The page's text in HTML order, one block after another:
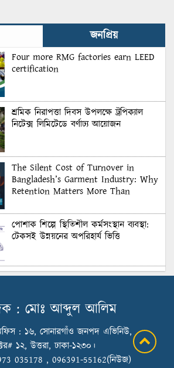
জনপ্রিয়
Four more RMG factories earn LEED
certification
শ্রমিক নিরাপত্তা দিবস উপলক্ষে ট্রপিক্যাল
নিটেক্স লিমিটেডে বর্ণাঢ্য আয়োজন
The Silent Cost of Turnover in
Bangladesh’s Garment Industry: Why
Retention Matters More Than
পোশাক শিল্পে স্থিতিশীল কর্মসংস্থান ব্যবস্থা:
টেকসই উন্নয়নের অপরিহার্য ভিত্তি
শুল্কের দেয়াল ভাঙার সুযোগ: মার্কিন বাজারে
Honoring Excellence: Texstream
Fashion Ltd. Rewards Best Workers–
2026
: মোঃ আব্দুল আলিম
: ১৬, সোনারগাঁও জনপদ এভিনিউ,
১২, উত্তরা, ঢাকা-১২৩০।
035178 , 096391-55162(নিউজ)